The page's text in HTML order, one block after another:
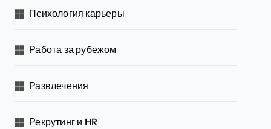
Психология карьеры
Работа за рубежом
Развлечения
Рекрутинг и HR